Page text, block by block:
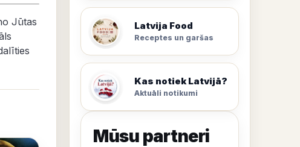
Jūtas
Latvija Food
Receptes un garšas
Kas notiek Latvijā?
Aktuāli notikumi
Mūsu partneri